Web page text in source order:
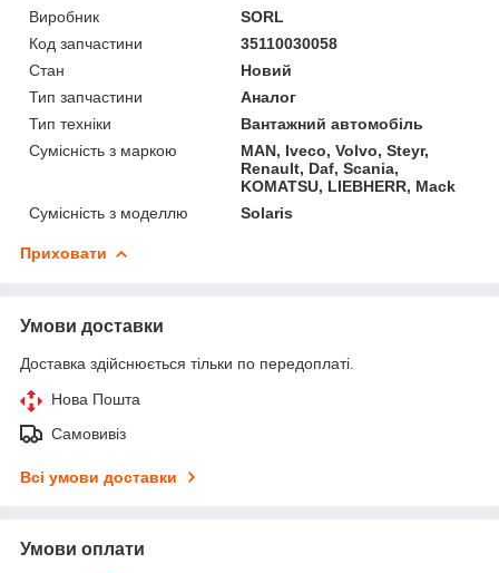
Виробник
SORL
Код запчастини
35110030058
Стан
Новий
Тип запчастини
Аналог
Тип техніки
Вантажний автомобіль
Сумісність з маркою
MAN, Iveco, Volvo, Steyr,
Renault, Daf, Scania,
KOMATSU, LIEBHERR, Mack
Сумісність з моделлю
Solaris
Приховати
Умови доставки
Доставка здійснюється тільки по передоплаті.
Нова Пошта
Самовивіз
Всі умови доставки
Умови оплати